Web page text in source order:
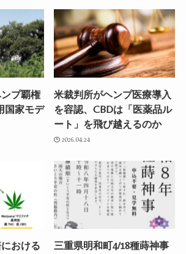
プ覇権
国家モデ
米裁判所がヘンプ医療導入
を容認、CBDは「医薬品ル
ート」を飛び越えるのか
2026.04.24
おける
三重県明和町4/18種蒔神事